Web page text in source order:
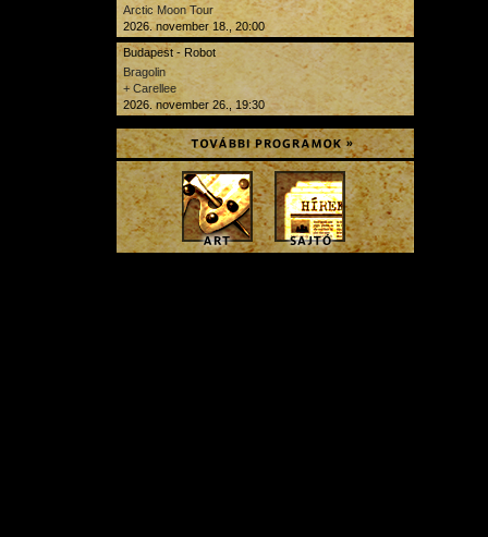
Arctic Moon Tour
2026. november 18., 20:00
Budapest - Robot
Bragolin
+ Carellee
2026. november 26., 19:30